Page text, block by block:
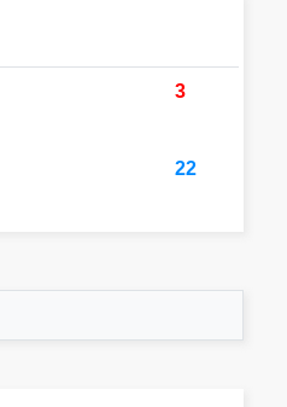
3
22